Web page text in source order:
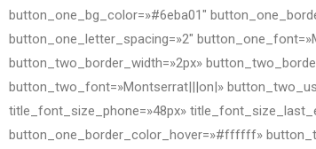
button_one_bg_color=»#6eba01″
button_one_letter_spacing=»2″
button_two_border_width=»2px»
button_two_font=»Montserrat|||on|»
title_font_size_phone=»48px»
button_one_border_color_hover=»#ffffff»